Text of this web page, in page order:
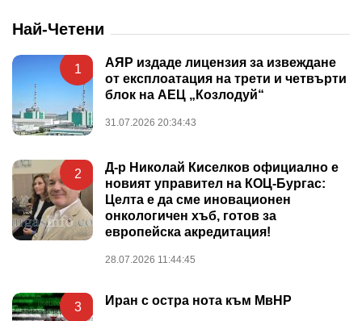
Най-Четени
1
АЯР издаде лицензия за извеждане
от експлоатация на трети и четвърти
блок на АЕЦ „Козлодуй“
31.07.2026 20:34:43
2
Д-р Николай Киселков официално е
новият управител на КОЦ-Бургас:
Целта е да сме иновационен
онкологичен хъб, готов за
европейска акредитация!
28.07.2026 11:44:45
3 Иран с остра нота към МвНР